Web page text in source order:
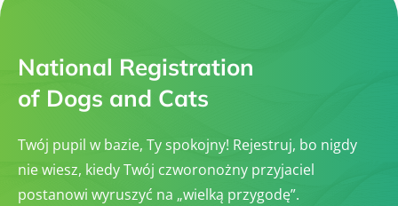
National Registration
of Dogs and Cats
Twój pupil w bazie, Ty spokojny! Rejestruj, bo nigdy
nie wiesz, kiedy Twój czworonożny przyjaciel
postanowi wyruszyć na „wielką przygodę”.